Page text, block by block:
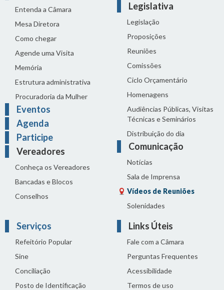
Entenda a Câmara
Mesa Diretora
Como chegar
Agende uma Visita
Memória
Estrutura administrativa
Procuradoria da Mulher
Eventos
Agenda
Participe
Vereadores
Conheça os Vereadores
Bancadas e Blocos
Conselhos
Legislativa
Legislação
Proposições
Reuniões
Comissões
Ciclo Orçamentário
Homenagens
Audiências Públicas, Visitas
Técnicas e Seminários
Distribuição do dia
Comunicação
Notícias
Sala de Imprensa
Vídeos de Reuniões
Solenidades
Serviços
Refeitório Popular
Sine
Conciliação
Posto de Identificação
Links Úteis
Fale com a Câmara
Perguntas Frequentes
Acessibilidade
Termos de uso